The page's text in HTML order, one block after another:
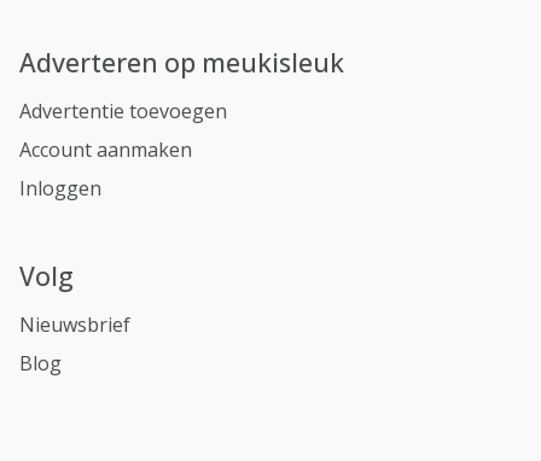
Adverteren op meukisleuk
Advertentie toevoegen
Account aanmaken
Inloggen
Volg
Nieuwsbrief
Blog